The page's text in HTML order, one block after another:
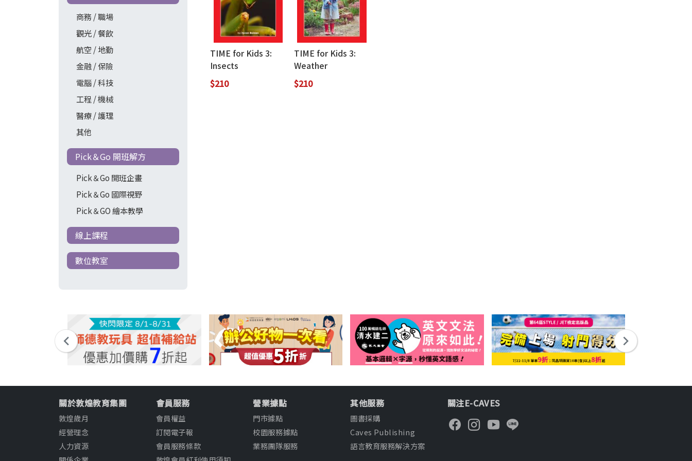
商務 / 職場
觀光 / 餐飲
航空 / 地勤
金融 / 保險
電腦 / 科技
工程 / 機械
醫療 / 護理
其他
Pick＆Go 開班解方
Pick＆Go 開班企畫
Pick＆Go 國際視野
Pick＆GO 繪本教學
線上課程
數位教室
TIME for Kids 3:
Insects
$210
TIME for Kids 3:
Weather
$210
關於敦煌教育集團
敦煌歲月
經營理念
人力資源
會員服務
會員權益
訂閱電子報
會員服務條款
營業據點
門市據點
校園服務據點
業務團隊服務
其他服務
圖書採購
Caves Publishing
語言教育服務解決方案
關注E-CAVES